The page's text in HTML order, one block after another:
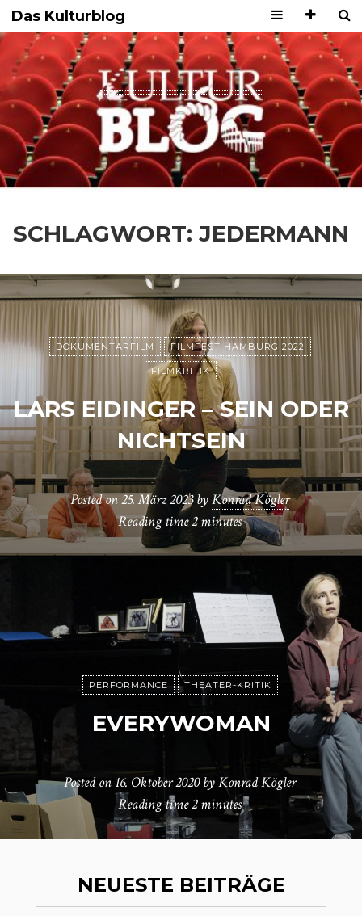
Das Kulturblog
SCHLAGWORT: JEDERMANN
DOKUMENTARFILM FILMFEST HAMBURG 2022
FILMKRITIK
LARS EIDINGER – SEIN ODER
NICHTSEIN
Posted on25. März 2023 byKonrad Kögler
Reading time2 minutes
PERFORMANCE THEATER-KRITIK
EVERYWOMAN
Posted on 16. Oktober 2020 byKonrad Kögler
Reading time2 minutes
NEUESTE BEITRÄGE